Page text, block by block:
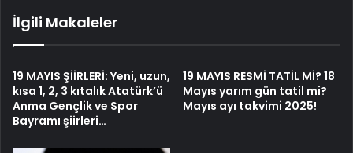
İlgili Makaleler
19 MAYIS ŞİİRLERİ: Yeni, uzun,
kısa 1, 2, 3 kıtalık Atatürk’ü
Anma Gençlik ve Spor
Bayramı şiirleri…
19 MAYIS RESMİ TATİL Mİ? 18
Mayıs yarım gün tatil mi?
Mayıs ayı takvimi 2025!